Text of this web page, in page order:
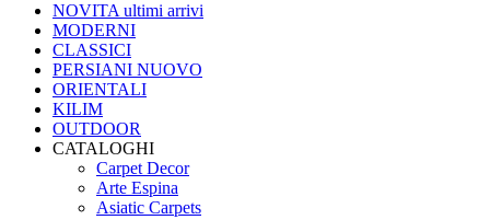
NOVITA ultimi arrivi
MODERNI
CLASSICI
PERSIANI NUOVO
ORIENTALI
KILIM
OUTDOOR
CATALOGHI
Carpet Decor
Arte Espina
Asiatic Carpets